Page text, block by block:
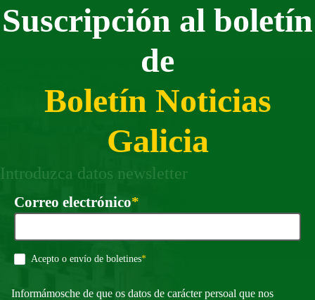
Suscripción al boletín
de
Boletín Noticias
Galicia
Introduzca datos newsletter
Correo electrónico*
Acepto o envío de boletines*Requirido
Informámosche de que os datos de carácter persoal que nos